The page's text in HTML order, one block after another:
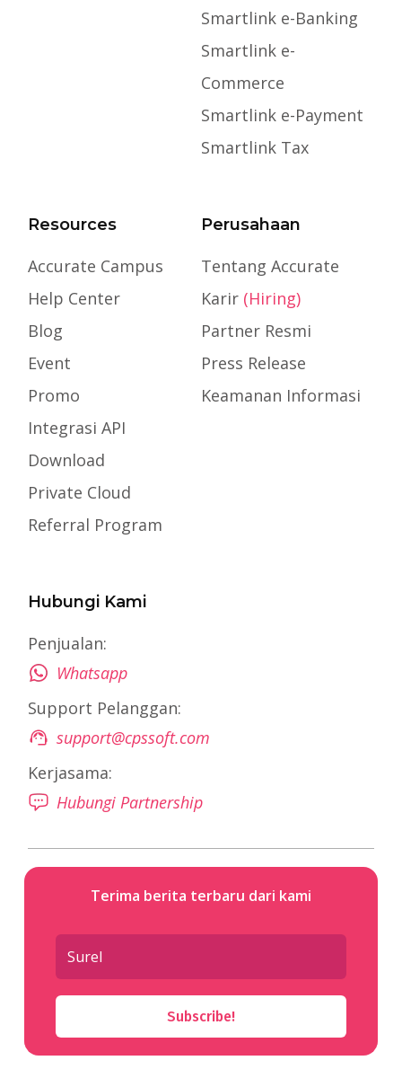
Smartlink e-Banking
Smartlink e-
Commerce
Smartlink e-Payment
Smartlink Tax
Resources
Accurate Campus
Help Center
Blog
Event
Promo
Integrasi API
Download
Private Cloud
Referral Program
Perusahaan
Tentang Accurate
Karir (Hiring)
Partner Resmi
Press Release
Keamanan Informasi
Hubungi Kami
Penjualan:
Whatsapp
Support Pelanggan:
support@cpssoft.com
Kerjasama:
Hubungi Partnership
Terima berita terbaru dari kami
Subscribe!